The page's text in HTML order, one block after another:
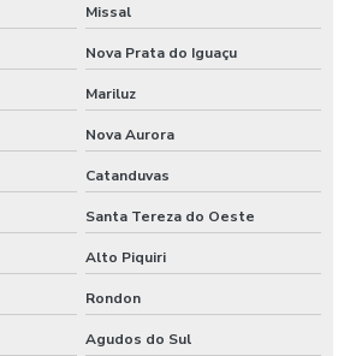
Missal
Nova Prata do Iguaçu
Mariluz
Nova Aurora
Catanduvas
Santa Tereza do Oeste
Alto Piquiri
Rondon
Agudos do Sul